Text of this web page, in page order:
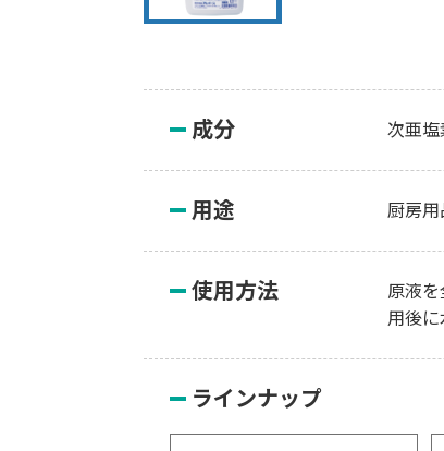
成分 次亜
用途 厨房
使用方法
原液
用後に
ラインナップ